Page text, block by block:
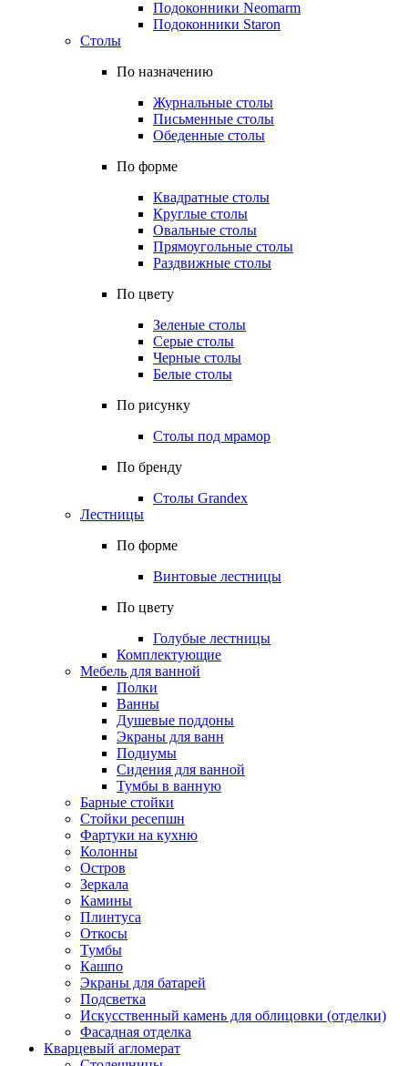
Подоконники Neomarm
Подоконники Staron
Столы
По назначению
Журнальные столы
Письменные столы
Обеденные столы
По форме
Квадратные столы
Круглые столы
Овальные столы
Прямоугольные столы
Раздвижные столы
По цвету
Зеленые столы
Серые столы
Черные столы
Белые столы
По рисунку
Столы под мрамор
По бренду
Столы Grandex
Лестницы
По форме
Винтовые лестницы
По цвету
Голубые лестницы
Комплектующие
Мебель для ванной
Полки
Ванны
Душевые поддоны
Экраны для ванн
Подиумы
Сидения для ванной
Тумбы в ванную
Барные стойки
Стойки ресепшн
Фартуки на кухню
Колонны
Остров
Зеркала
Камины
Плинтуса
Откосы
Тумбы
Кашпо
Экраны для батарей
Подсветка
Искусственный камень для облицовки (отделки)
Фасадная отделка
Кварцевый агломерат